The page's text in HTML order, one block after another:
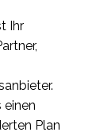
Ihr
einen
Plan